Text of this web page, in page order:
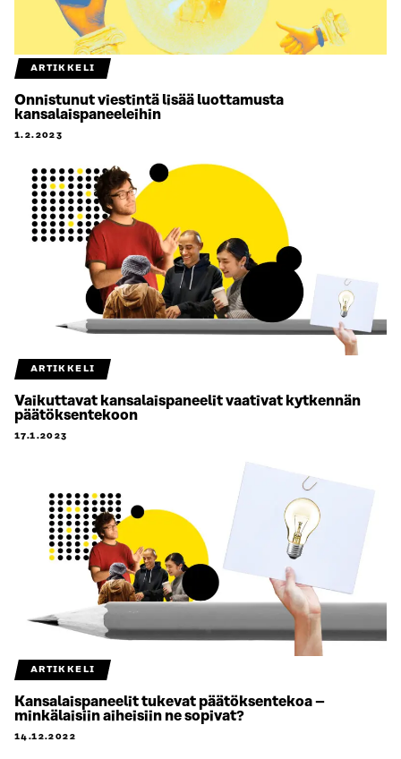
ARTIKKELI
Onnistunut viestintä lisää luottamusta
kansalaispaneeleihin
1.2.2023
ARTIKKELI
Vaikuttavat kansalaispaneelit vaativat kytkennän
päätöksentekoon
17.1.2023
ARTIKKELI
Kansalaispaneelit tukevat päätöksentekoa –
minkälaisiin aiheisiin ne sopivat?
14.12.2022